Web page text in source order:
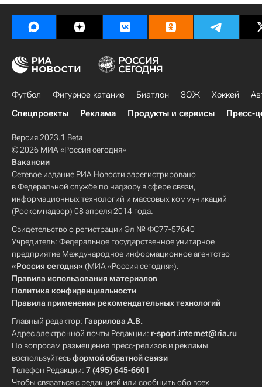
Футбол Фигурное катание Биатлон ЗОЖ Хоккей
Спецпроекты
Реклама Продукты и сервисы Пресс-
Версия 2023.1 Beta
© 2026 МИА «Россия сегодня»
Вакансии
Сетевое издание РИА Новости зарегистрировано
в Федеральной службе по надзору в сфере связи,
информационных технологий и массовых коммуникаций
(Роскомнадзор) 08 апреля 2014 года.
Свидетельство о регистрации Эл № ФС77-57640
Учредитель: Федеральное государственное унитарное
предприятие Международное информационное агентство
«Россия сегодня» (МИА «Россия сегодня»).
Правила использования материалов
Политика конфиденциальности
Правила применения рекомендательных технологий
Главный редактор: Гаврилова А.В.
Адрес электронной почты Редакции: r-sport.internet@ria.ru
По вопросам размещения пресс-релизов и рекламы
воспользуйтесьформой обратной связи
Телефон Редакции: 7 (495) 645-6601
Чтобы связаться с редакцией или сообщить обо всех